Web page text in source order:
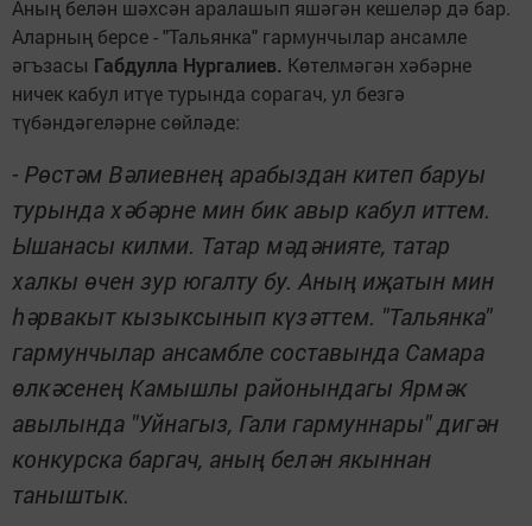
Аның белән шәхсән аралашып яшәгән кешеләр дә бар.
Аларның берсе - "Тальянка" гармунчылар ансамле
әгъзасы Габдулла Нургалиев. Көтелмәгән хәбәрне
ничек кабул итүе турында сорагач, ул безгә
түбәндәгеләрне сөйләде:
- Рөстәм Вәлиевнең арабыздан китеп баруы
турында хәбәрне мин бик авыр кабул иттем.
Ышанасы килми. Татар мәдәнияте, татар
халкы өчен зур югалту бу. Аның иҗатын мин
һәрвакыт кызыксынып күзәттем. "Тальянка"
гармунчылар ансамбле составында Самара
өлкәсенең Камышлы районындагы Ярмәк
авылында "Уйнагыз, Гали гармуннары" дигән
конкурска баргач, аның белән якыннан
таныштык.